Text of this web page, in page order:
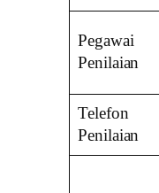
Pegawai
Penilaian
Telefon
Penilaian